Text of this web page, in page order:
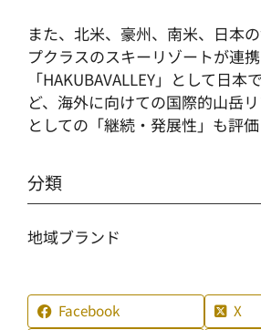
また、北米、豪州、南米、日本
プクラスのスキーリゾートが連
「HAKUBAVALLEY」として日本
ど、海外に向けての国際的山岳
としての「継続・発展性」も評価
分類
地域ブランド
Facebook
X